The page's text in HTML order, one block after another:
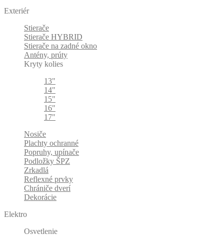
Exteriér
Stierače
Stierače HYBRID
Stierače na zadné okno
Antény, prúty
Kryty kolies
13"
14"
15"
16"
17"
Nosiče
Plachty ochranné
Popruhy, upínače
Podložky ŠPZ
Zrkadlá
Reflexné prvky
Chrániče dverí
Dekorácie
Elektro
Osvetlenie